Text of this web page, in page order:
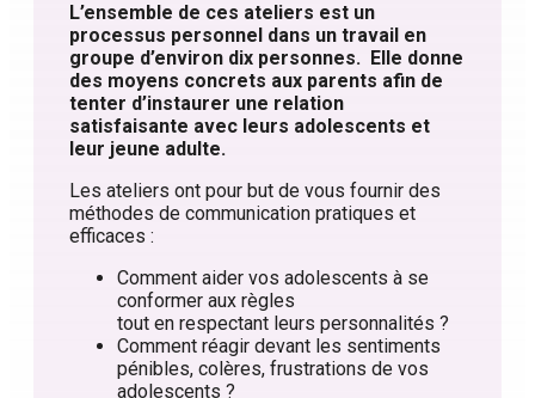
L’ensemble de ces ateliers est un
processus personnel dans un travail en
groupe d’environ dix personnes. Elle donne
des moyens concrets aux parents afin de
tenter d’instaurer une relation
satisfaisante avec leurs adolescents et
leur jeune adulte.
Les ateliers ont pour but de vous fournir des
méthodes de communication pratiques et
efficaces :
Comment aider vos adolescents à se
conformer aux règles
tout en respectant leurs personnalités ?
Comment réagir devant les sentiments
pénibles, colères, frustrations de vos
adolescents ?